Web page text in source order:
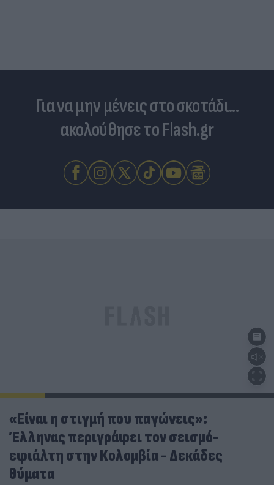
Για να μην μένεις στο σκοτάδι...
ακολούθησε το Flash.gr
«Είναι η στιγμή που παγώνεις»:
Έλληνας περιγράφει τον σεισμό-
εφιάλτη στην Κολομβία - Δεκάδες
θύματα